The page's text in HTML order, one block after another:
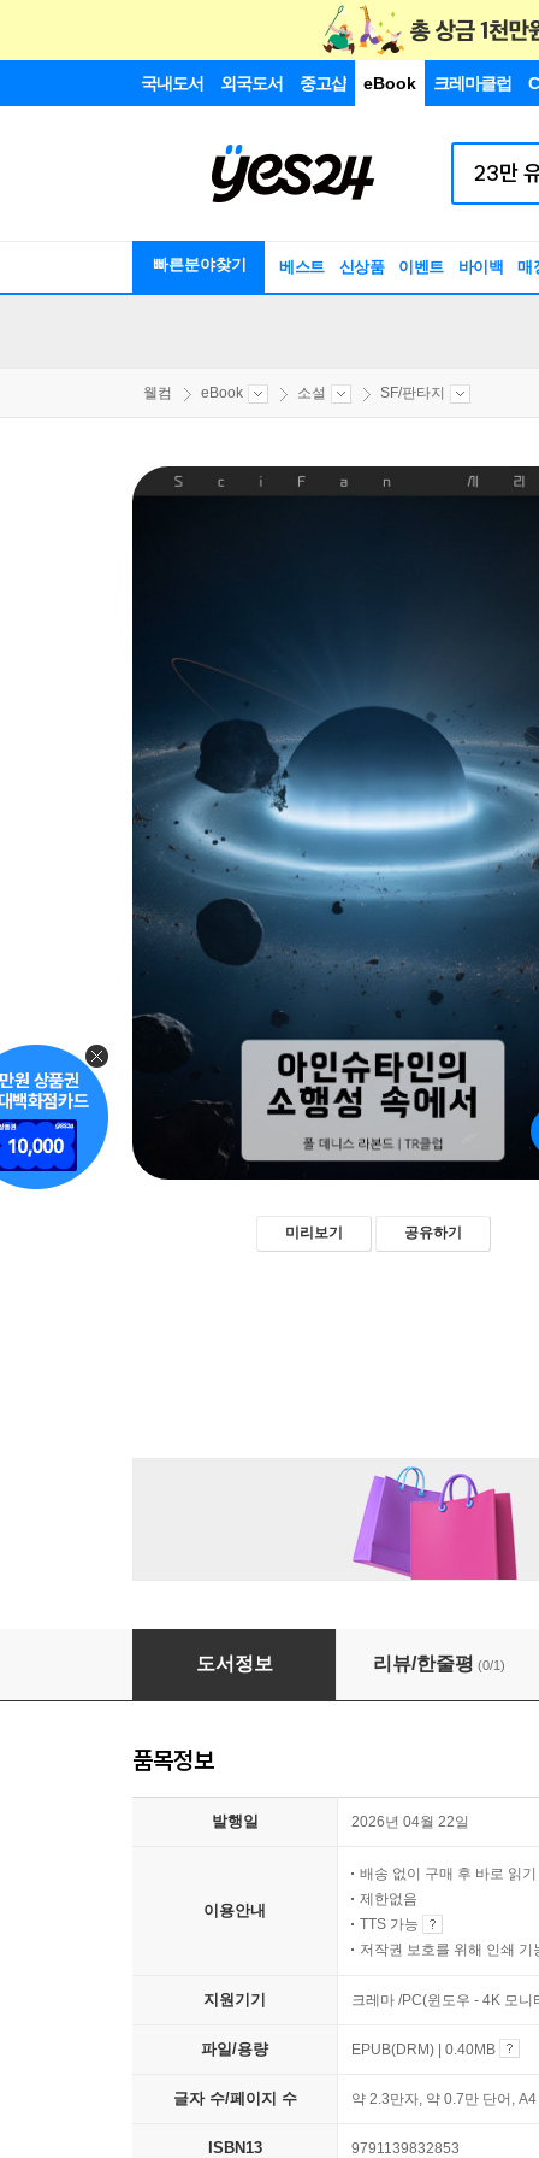
국내도서 외국도서 중고샵 eBook 크레마클럽
빠른분야찾기 베스트 신상품 이벤트 바이백 매
웰컴 eBook 소설 SF/판타지
미리보기 공유하기
아인슈타인의 소행성 속에서
도서정보 리뷰/한줄평 (0/1)
품목정보
발행일 2026년 04월 22일
이용안내
배송 없이 구매 후 바로 읽기
제한없음
TTS 가능
저작권 보호를 위해 인쇄 기
지원기기 크레마 /PC(윈도우 - 4K 모
파일/용량 EPUB(DRM) | 0.40MB
글자 수/페이지 수 약 2.3만자, 약 0.7만 단어,
ISBN13 9791139832853